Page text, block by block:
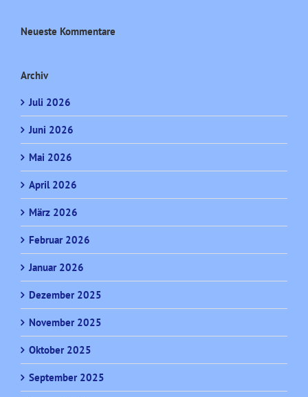
Neueste Kommentare
Archiv
Juli 2026
Juni 2026
Mai 2026
April 2026
März 2026
Februar 2026
Januar 2026
Dezember 2025
November 2025
Oktober 2025
September 2025